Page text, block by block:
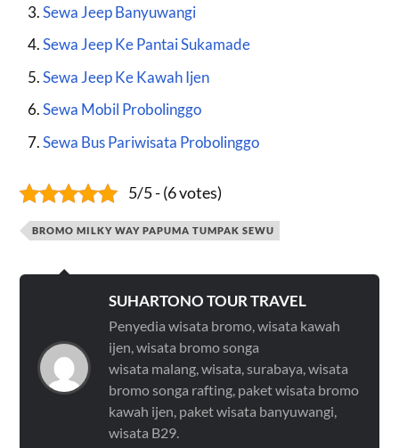
Sewa Jeep Banyuwangi
Sewa Jeep Ke Pantai Sukamade
Sewa Jeep Ke Kawah Ijen
Sewa Mobil Probolinggo
Sewa Bus Pariwisata Probolinggo
5/5 - (6 votes)
BROMO MILKY WAY PAPUMA TUMPAK SEWU
SUHARTONO TOUR TRAVEL
Penyedia wisata bromo, wisata kawah
ijen, wisata bromo songa
wisata malang, wisata, surabaya, wisata
bromo songa rafting, paket wisata bromo
kawah ijen, paket wisata banyuwangi,
wisata B29.